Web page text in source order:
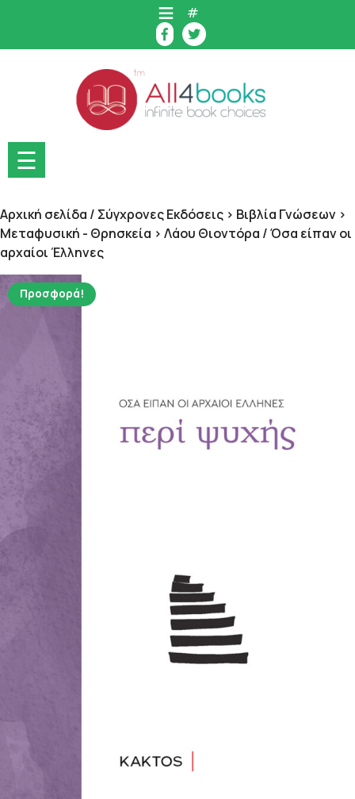
content
#
☰
Αρχική σελίδα / Σύγχρονες Εκδόσεις > Βιβλία Γνώσεων >
Μεταφυσική - Θρησκεία > Λάου Θιοντόρα / Όσα είπαν οι
αρχαίοι Έλληνες
Προσφορά!